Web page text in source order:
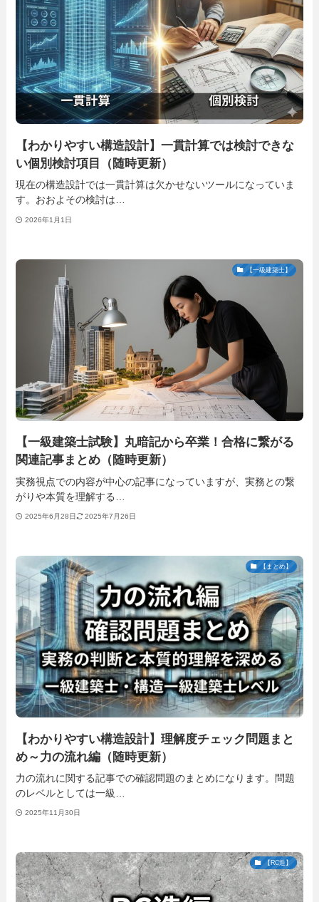
【わかりやすい構造設計】一貫計算では検討できな
い個別検討項目（随時更新）
現在の構造設計では一貫計算は欠かせないツールになっていま
す。おおよその検討は…
2026年1月1日
【一級建築士】
【一級建築士試験】丸暗記から卒業！合格に繋がる
関連記事まとめ（随時更新）
実務視点での内容が中心の記事になっていますが、実務との繋
がりや本質を理解する…
2025年6月28日 2025年7月26日
【まとめ】
【わかりやすい構造設計】理解度チェック問題まと
め～力の流れ編（随時更新）
力の流れに関する記事での確認問題のまとめになります。問題
のレベルとしては一級…
2025年11月30日
【RC造】